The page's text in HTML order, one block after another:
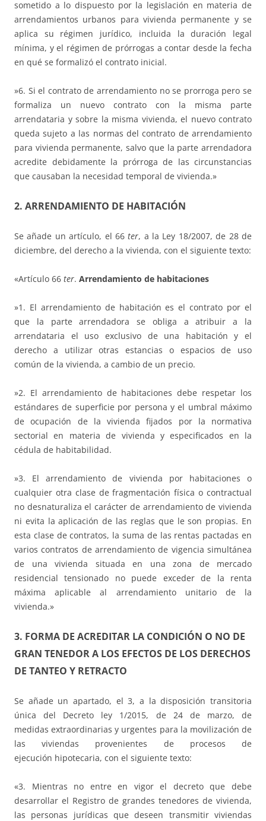
sometido a lo dispuesto por la legislación en materia de
arrendamientos urbanos para vivienda permanente y se
aplica su régimen jurídico, incluida la duración legal
mínima, y el régimen de prórrogas a contar desde la fecha
en qué se formalizó el contrato inicial.
»6. Si el contrato de arrendamiento no se prorroga pero se
formaliza un nuevo contrato con la misma parte
arrendataria y sobre la misma vivienda, el nuevo contrato
queda sujeto a las normas del contrato de arrendamiento
para vivienda permanente, salvo que la parte arrendadora
acredite debidamente la prórroga de las circunstancias
que causaban la necesidad temporal de vivienda.»
2. ARRENDAMIENTO DE HABITACIÓN
Se añade un artículo, el 66ter, a la Ley 18/2007, de 28 de
diciembre, del derecho a la vivienda, con el siguiente texto:
«Artículo 66 ter. Arrendamiento de habitaciones
»1. El arrendamiento de habitación es el contrato por el
que la parte arrendadora se obliga a atribuir a la
arrendataria el uso exclusivo de una habitación y el
derecho a utilizar otras estancias o espacios de uso
común de la vivienda, a cambio de un precio.
»2. El arrendamiento de habitaciones debe respetar los
estándares de superficie por persona y el umbral máximo
de ocupación de la vivienda fijados por la normativa
sectorial en materia de vivienda y especificados en la
cédula de habitabilidad.
»3. El arrendamiento de vivienda por habitaciones o
cualquier otra clase de fragmentación física o contractual
no desnaturaliza el carácter de arrendamiento de vivienda
ni evita la aplicación de las reglas que le son propias. En
esta clase de contratos, la suma de las rentas pactadas en
varios contratos de arrendamiento de vigencia simultánea
de una vivienda situada en una zona de mercado
residencial tensionado no puede exceder de la renta
máxima aplicable al arrendamiento unitario de la
vivienda.»
3. FORMA DE ACREDITAR LA CONDICIÓN O NO DE
GRAN TENEDOR A LOS EFECTOS DE LOS DERECHOS
DE TANTEO Y RETRACTO
Se añade un apartado, el 3, a la disposición transitoria
única del Decreto ley 1/2015, de 24 de marzo, de
medidas extraordinarias y urgentes para la movilización de
las viviendas provenientes de procesos de
ejecución hipotecaria, con el siguiente texto:
«3. Mientras no entre en vigor el decreto que debe
desarrollar el Registro de grandes tenedores de vivienda,
las personas jurídicas que deseen transmitir viviendas